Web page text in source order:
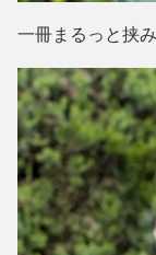
一冊まるっと挟